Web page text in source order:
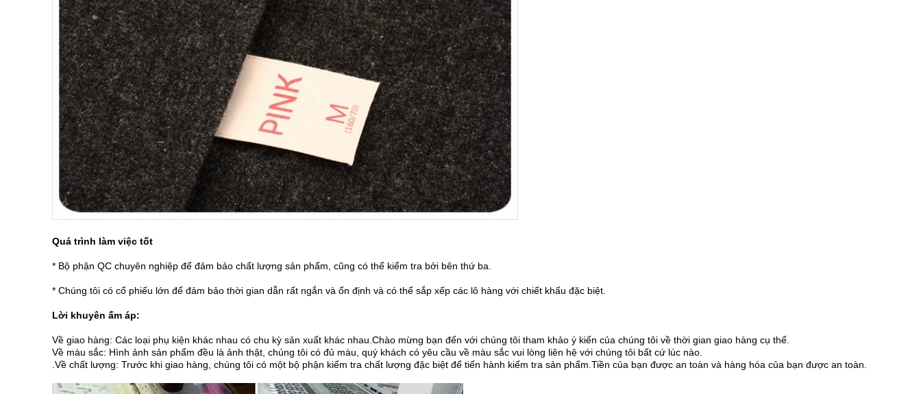
Quá trình làm việc tốt
* Bộ phận QC chuyên nghiệp để đảm bảo chất lượng sản phẩm, cũng có thể kiểm tra bởi bên thứ ba.
* Chúng tôi có cổ phiếu lớn để đảm bảo thời gian dẫn rất ngắn và ổn định và có thể sắp xếp các lô hàng với chiết khấu đặc biệt.
Lời khuyên ấm áp:
Về giao hàng: Các loại phụ kiện khác nhau có chu kỳ sản xuất khác nhau.Chào mừng bạn đến với chúng tôi tham khảo ý kiến ​​của chúng tôi về thời gian giao hàng cụ thể.
Về màu sắc: Hình ảnh sản phẩm đều là ảnh thật, chúng tôi có đủ màu, quý khách có yêu cầu về màu sắc vui lòng liên hệ với chúng tôi bất cứ lúc nào.
.Về chất lượng: Trước khi giao hàng, chúng tôi có một bộ phận kiểm tra chất lượng đặc biệt để tiến hành kiểm tra sản phẩm.Tiền của bạn được an toàn và hàng hóa của bạn được an toàn.